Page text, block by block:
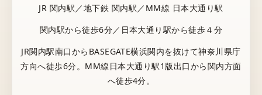
JR 関内駅／地下鉄 関内駅／MM線 日本大通り駅
関内駅から徒歩6分／日本大通り駅から徒歩４分
JR関内駅南口からBASEGATE横浜関内を抜けて神奈川県庁
方向へ徒歩6分。MM線日本大通り駅1版出口から関内方面
へ徒歩4分。